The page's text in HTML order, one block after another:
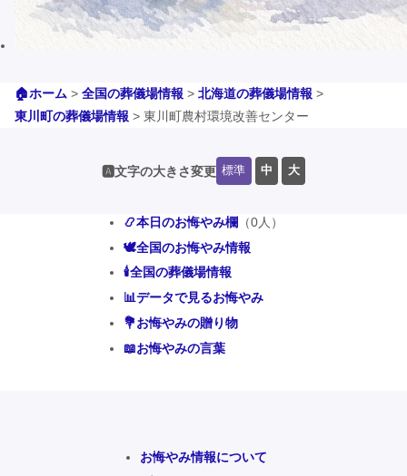
🏠ホーム > 全国の葬儀場情報 > 北海道の葬儀場情報 >
東川町の葬儀場情報 > 東川町農村環境改善センター
🅰️文字の大きさ変更 標準 中 大
📿本日のお悔やみ欄 （0人）
🕊️全国のお悔やみ情報
🕯️全国の葬儀場情報
📊データで見るお悔やみ
💐お悔やみの贈り物
📖お悔やみの言葉
お悔やみ情報について